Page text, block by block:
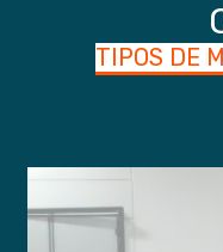
TIPOS DE